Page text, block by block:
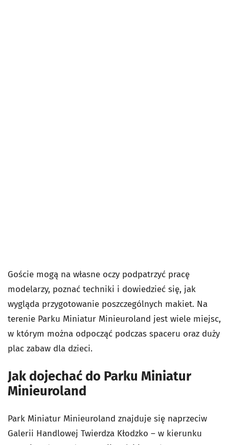
Goście mogą na własne oczy podpatrzyć pracę
modelarzy, poznać techniki i dowiedzieć się, jak
wygląda przygotowanie poszczególnych makiet. Na
terenie Parku Miniatur Minieuroland jest wiele miejsc,
w którym można odpocząć podczas spaceru oraz duży
plac zabaw dla dzieci.
Jak dojechać do Parku Miniatur
Minieuroland
Park Miniatur Minieuroland znajduje się naprzeciw
Galerii Handlowej Twierdza Kłodzko – w kierunku